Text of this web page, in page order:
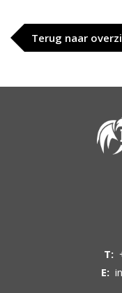
Terug naar
T:
E: